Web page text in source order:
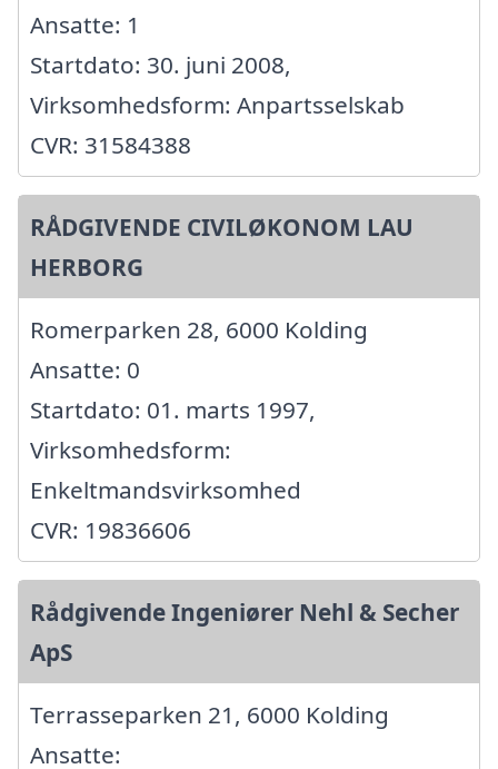
Ansatte: 1
Startdato: 30. juni 2008,
Virksomhedsform: Anpartsselskab
CVR: 31584388
RÅDGIVENDE CIVILØKONOM LAU
HERBORG
Romerparken 28, 6000 Kolding
Ansatte: 0
Startdato: 01. marts 1997,
Virksomhedsform:
Enkeltmandsvirksomhed
CVR: 19836606
Rådgivende Ingeniører Nehl & Secher
ApS
Terrasseparken 21, 6000 Kolding
Ansatte: